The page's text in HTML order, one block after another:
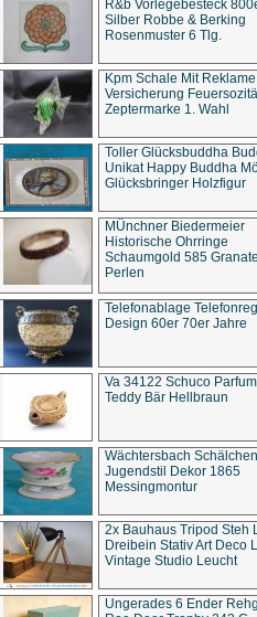
R&b Vorlegebesteck
Silber Robbe & Berking
Rosenmuster 6 Tlg.
Kpm Schale Mit Reklame
Versicherung
Zeptermarke 1. Wahl
Toller Glücksbuddha
Unikat Happy Buddha
Glücksbringer Holzfigur
MÜnchner Biedermeier
Historische Ohrringe
Schaumgold 585
Perlen
Telefonablage
Design 60er 70er Jahre
Va 34122 Schuco
Teddy Bär Hellbraun
Wächtersbach Schälchen
Jugendstil Dekor 1865
Messingmontur
2x Bauhaus Tripod Steh
Dreibein Stativ Art Deco
Vintage Studio Leucht
Ungerades 6 Ender